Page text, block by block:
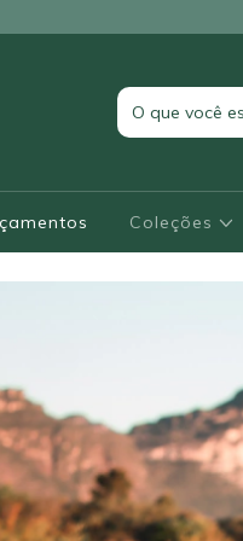
Coleções